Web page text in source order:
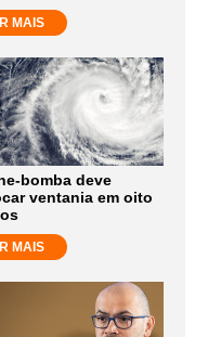
MAIS
bomba deve
ventania em oito
MAIS